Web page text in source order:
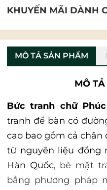
KHUYẾN MÃI DÀNH
MÔ TẢ SẢN PHẨM
MÔ
Bức tranh chữ
tranh để bàn có
cao bao gồm cả chân
từ nguyên liệu đồng
Hàn Quốc, bè mặt
bằng phương pháp